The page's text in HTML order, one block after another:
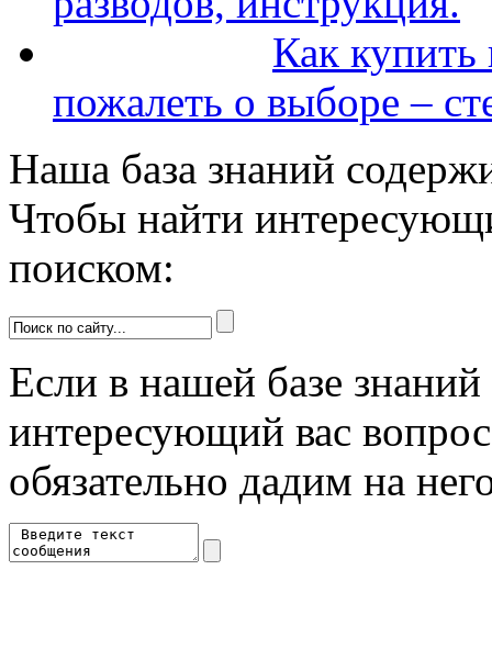
Как купить
пожалеть о выборе –
Наша база знаний
Чтобы найти
поиском:
Если в нашей базе знаний
интересующий вас
обязательно дадим на